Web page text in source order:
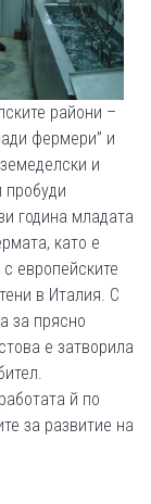
райони –
фермери” и
и
пробуди
година младата
като е
европейските
в Италия. С
за прясно
е затворила
й по
за развитие на